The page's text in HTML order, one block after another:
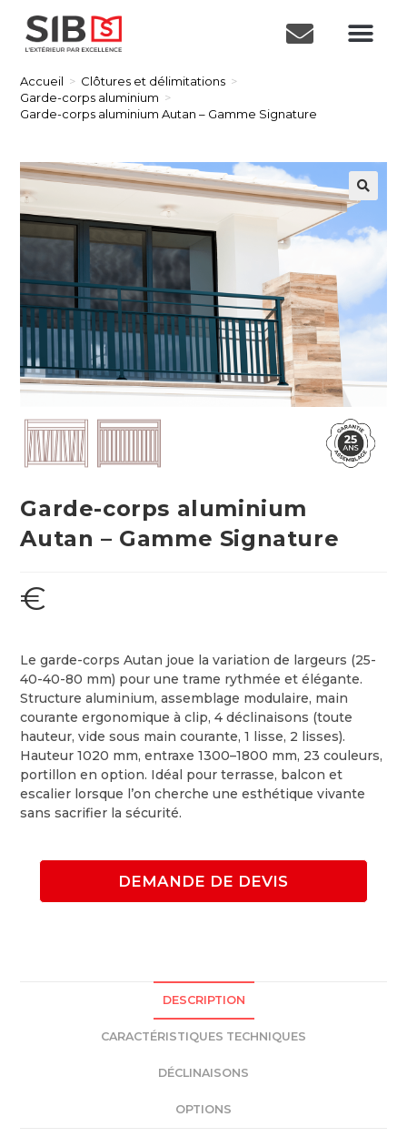
Accueil > Clôtures et délimitations >
Garde-corps aluminium >
Garde-corps aluminium Autan – Gamme Signature
🔍
Garde-corps aluminium
Autan – Gamme Signature
€
Le garde-corps Autan joue la variation de largeurs (25-
40-40-80 mm) pour une trame rythmée et élégante.
Structure aluminium, assemblage modulaire, main
courante ergonomique à clip, 4 déclinaisons (toute
hauteur, vide sous main courante, 1 lisse, 2 lisses).
Hauteur 1020 mm, entraxe 1300–1800 mm, 23 couleurs,
portillon en option. Idéal pour terrasse, balcon et
escalier lorsque l’on cherche une esthétique vivante
sans sacrifier la sécurité.
DEMANDE DE DEVIS
DESCRIPTION
CARACTÉRISTIQUES TECHNIQUES
DÉCLINAISONS
OPTIONS